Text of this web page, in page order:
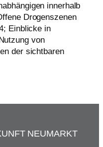
innerhalb
Drogenszenen
Einblicke in
von
der sichtbaren
NEUMARKT